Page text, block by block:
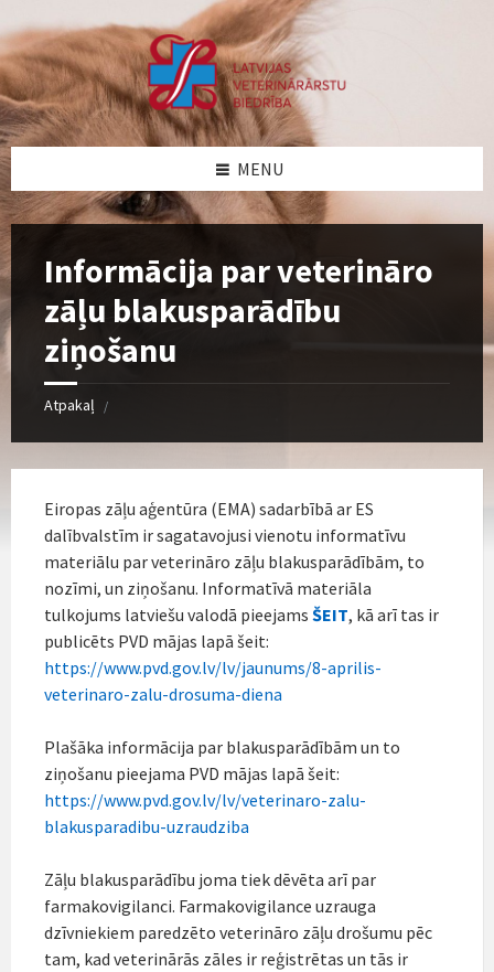
to
content
to
left
sidebar
to
right
sidebar
to
footer
MENU
Informācija par veterināro
zāļu blakusparādību
ziņošanu
Atpakaļ /
Eiropas zāļu aģentūra (EMA) sadarbībā ar ES
dalībvalstīm ir sagatavojusi vienotu informatīvu
materiālu par veterināro zāļu blakusparādībām, to
nozīmi, un ziņošanu. Informatīvā materiāla
tulkojums latviešu valodā pieejams ŠEIT, kā arī tas ir
publicēts PVD mājas lapā šeit:
https://www.pvd.gov.lv/lv/jaunums/8-aprilis-
veterinaro-zalu-drosuma-diena
Plašāka informācija par blakusparādībām un to
ziņošanu pieejama PVD mājas lapā šeit:
https://www.pvd.gov.lv/lv/veterinaro-zalu-
blakusparadibu-uzraudziba
Zāļu blakusparādību joma tiek dēvēta arī par
farmakovigilanci. Farmakovigilance uzrauga
dzīvniekiem paredzēto veterināro zāļu drošumu pēc
tam, kad veterinārās zāles ir reģistrētas un tās ir